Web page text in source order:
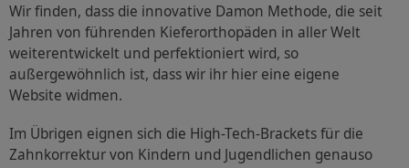
Wir finden, dass die innovative Damon Methode, die seit
Jahren von führenden Kieferorthopäden in aller Welt
weiterentwickelt und perfektioniert wird, so
außergewöhnlich ist, dass wir ihr hier eine eigene
Website widmen.
Im Übrigen eignen sich die High-Tech-Brackets für die
Zahnkorrektur von Kindern und Jugendlichen genauso